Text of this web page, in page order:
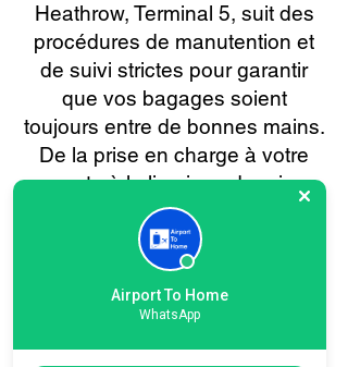
Heathrow, Terminal 5, suit des
procédures de manutention et
de suivi strictes pour garantir
que vos bagages soient
toujours entre de bonnes mains.
De la prise en charge à votre
porte à la livraison depuis
l'aéroport international de
Londres Heathrow, Terminal 5,
ou inversement, vos effets
personnels sont gérés avec le
plus grand soin, la plus grande
sécurité et la plus grande
Airport To Home
WhatsApp